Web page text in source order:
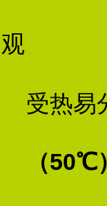
观
受热易
（50℃